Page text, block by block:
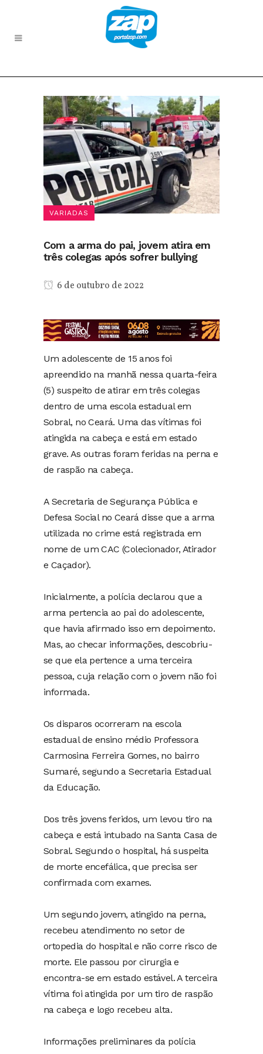
VARIADAS
Com a arma do pai, jovem atira em
três colegas após sofrer bullying
6 de outubro de 2022
Um adolescente de 15 anos foi
apreendido na manhã nessa quarta-feira
(5) suspeito de atirar em três colegas
dentro de uma escola estadual em
Sobral, no Ceará. Uma das vítimas foi
atingida na cabeça e está em estado
grave. As outras foram feridas na perna e
de raspão na cabeça.
A Secretaria de Segurança Pública e
Defesa Social no Ceará disse que a arma
utilizada no crime está registrada em
nome de um CAC (Colecionador, Atirador
e Caçador).
Inicialmente, a polícia declarou que a
arma pertencia ao pai do adolescente,
que havia afirmado isso em depoimento.
Mas, ao checar informações, descobriu-
se que ela pertence a uma terceira
pessoa, cuja relação com o jovem não foi
informada.
Os disparos ocorreram na escola
estadual de ensino médio Professora
Carmosina Ferreira Gomes, no bairro
Sumaré, segundo a Secretaria Estadual
da Educação.
Dos três jovens feridos, um levou tiro na
cabeça e está intubado na Santa Casa de
Sobral. Segundo o hospital, há suspeita
de morte encefálica, que precisa ser
confirmada com exames.
Um segundo jovem, atingido na perna,
recebeu atendimento no setor de
ortopedia do hospital e não corre risco de
morte. Ele passou por cirurgia e
encontra-se em estado estável. A terceira
vítima foi atingida por um tiro de raspão
na cabeça e logo recebeu alta.
Informações preliminares da polícia